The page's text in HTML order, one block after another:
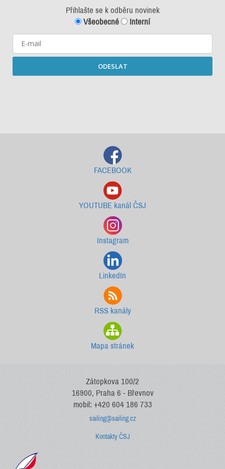
Přihlašte se k odběru novinek
Všeobecné
Interní
ODESLAT
FACEBOOK
YOUTUBE kanál ČSJ
Instagram
LinkedIn
RSS kanály
Mapa stránek
Zátopkova 100/2
16900, Praha 6 - Břevnov
mobil: +420 604 186 733
sailing@sailing.cz
Kontakty ČSJ